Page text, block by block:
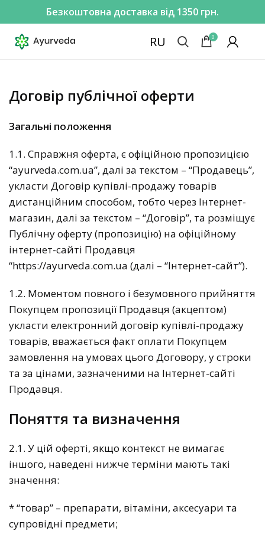
Безкоштовна доставка від 1350 грн.
RU 0
Договір публічної оферти
Загальні положення
1.1. Справжня оферта, є офіційною пропозицією
“ayurveda.com.ua”, далі за текстом – “Продавець”,
укласти Договір купівлі-продажу товарів
дистанційним способом, тобто через Інтернет-
магазин, далі за текстом – “Договір”, та розміщує
Публічну оферту (пропозицію) на офіційному
інтернет-сайті Продавця
“https://ayurveda.com.ua (далі – “Інтернет-сайт”).
1.2. Моментом повного і безумовного прийняття
Покупцем пропозиції Продавця (акцептом)
укласти електронний договір купівлі-продажу
товарів, вважається факт оплати Покупцем
замовлення на умовах цього Договору, у строки
та за цінами, зазначеними на Інтернет-сайті
Продавця.
Поняття та визначення
2.1. У цій оферті, якщо контекст не вимагає
іншого, наведені нижче терміни мають такі
значення:
* “товар” – препарати, вітаміни, аксесуари та
супровідні предмети;